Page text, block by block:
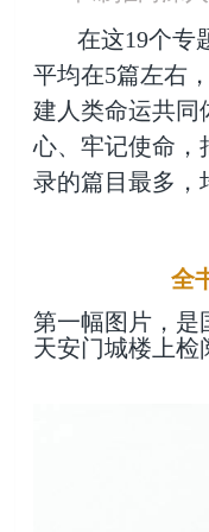
在这19个专
平均在5篇左右
建人类命运共同
心、牢记使命，
录的篇目最多，
全
第一幅图片，是
天安门城楼上检